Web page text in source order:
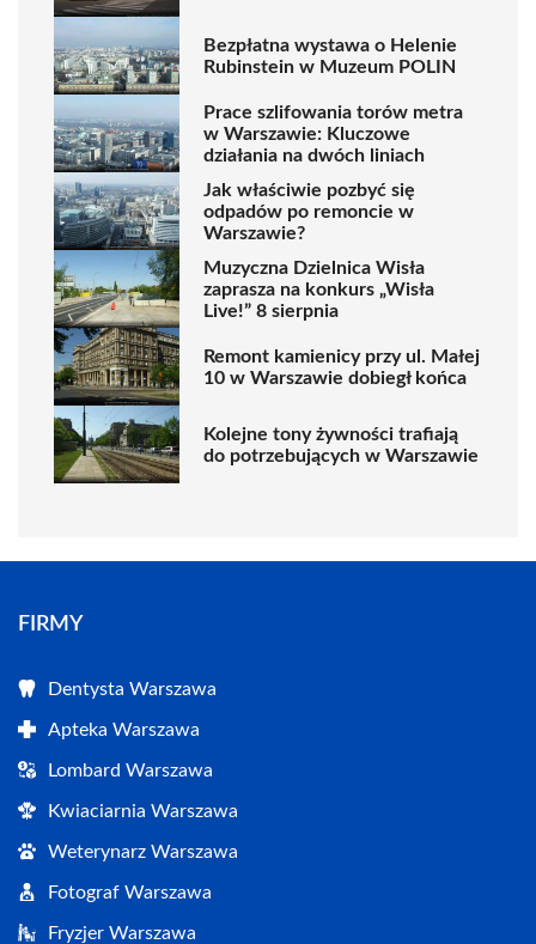
Bezpłatna wystawa o Helenie
Rubinstein w Muzeum POLIN
Prace szlifowania torów metra
w Warszawie: Kluczowe
działania na dwóch liniach
Jak właściwie pozbyć się
odpadów po remoncie w
Warszawie?
Muzyczna Dzielnica Wisła
zaprasza na konkurs „Wisła
Live!” 8 sierpnia
Remont kamienicy przy ul. Małej
10 w Warszawie dobiegł końca
Kolejne tony żywności trafiają
do potrzebujących w Warszawie
FIRMY
Dentysta Warszawa
Apteka Warszawa
Lombard Warszawa
Kwiaciarnia Warszawa
Weterynarz Warszawa
Fotograf Warszawa
Fryzjer Warszawa